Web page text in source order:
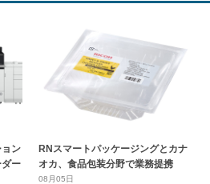
ン
ー
RNスマートパッケージングとカナ
オカ、食品包装分野で業務提携
08月05日